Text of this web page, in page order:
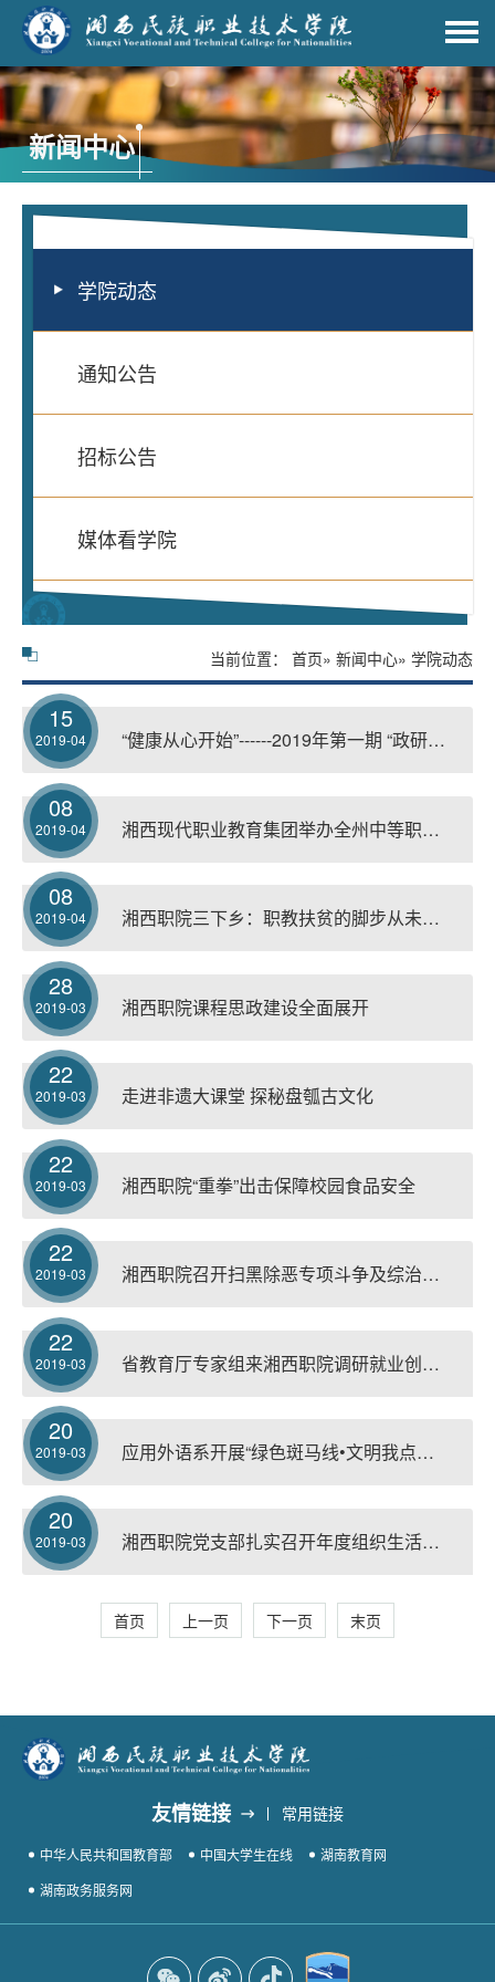
新闻中心
学院动态
通知公告
招标公告
媒体看学院
当前位置： 首页» 新闻中心» 学院动态
15
2019-04 “健康从心开始”------2019年第一期 “政研讲坛”成功举办
08
2019-04 湘西现代职业教育集团举办全州中等职业学校“文明风采”活动体育类、征文演讲类赛项选拔赛
08
2019-04 湘西职院三下乡：职教扶贫的脚步从未停止
28
2019-03 湘西职院课程思政建设全面展开
22
2019-03 走进非遗大课堂 探秘盘瓠古文化
22
2019-03 湘西职院“重拳”出击保障校园食品安全
22
2019-03 湘西职院召开扫黑除恶专项斗争及综治维稳工作会议
22
2019-03 省教育厅专家组来湘西职院调研就业创业工作“一把手工程”
20
2019-03 应用外语系开展“绿色斑马线•文明我点赞”活动
20
2019-03 湘西职院党支部扎实召开年度组织生活会和开展民主评议党员工作
首页 上一页 下一页 末页
友情链接 常用链接
中华人民共和国教育部 中国大学生在线
湖南教育网
湖南政务服务网